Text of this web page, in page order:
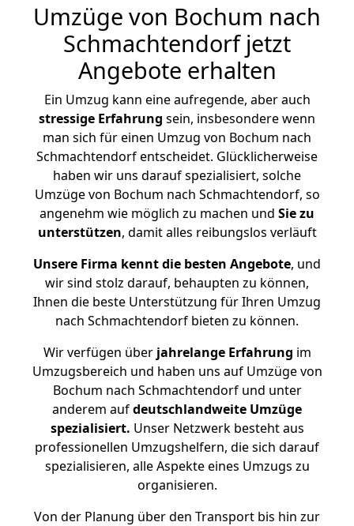
Umzüge von Bochum nach
Schmachtendorf jetzt
Angebote erhalten
Ein Umzug kann eine aufregende, aber auch
stressige Erfahrung sein, insbesondere wenn
man sich für einen Umzug von Bochum nach
Schmachtendorf entscheidet. Glücklicherweise
haben wir uns darauf spezialisiert, solche
Umzüge von Bochum nach Schmachtendorf, so
angenehm wie möglich zu machen und Sie zu
unterstützen, damit alles reibungslos verläuft
Unsere Firma kennt die besten Angebote, und
wir sind stolz darauf, behaupten zu können,
Ihnen die beste Unterstützung für Ihren Umzug
nach Schmachtendorf bieten zu können.
Wir verfügen überjahrelange Erfahrung im
Umzugsbereich und haben uns auf Umzüge von
Bochum nach Schmachtendorf und unter
anderem aufdeutschlandweite Umzüge
spezialisiert. Unser Netzwerk besteht aus
professionellen Umzugshelfern, die sich darauf
spezialisieren, alle Aspekte eines Umzugs zu
organisieren.
Von der Planung über den Transport bis hin zur